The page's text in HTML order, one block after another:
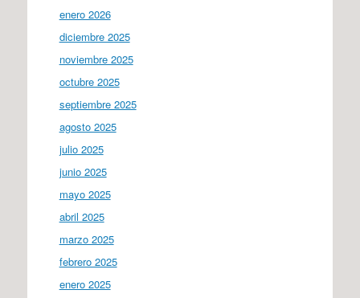
enero 2026
diciembre 2025
noviembre 2025
octubre 2025
septiembre 2025
agosto 2025
julio 2025
junio 2025
mayo 2025
abril 2025
marzo 2025
febrero 2025
enero 2025